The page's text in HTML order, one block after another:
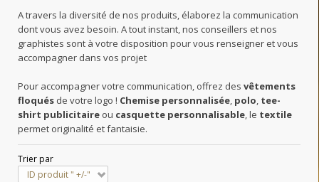
A travers la diversité de nos produits, élaborez la communication
dont vous avez besoin. A tout instant, nos conseillers et nos
graphistes sont à votre disposition pour vous renseigner et vous
accompagner dans vos projet
Pour accompagner votre communication, offrez des vêtements
floqués de votre logo ! Chemise personnalisée, polo, tee-
shirt publicitaire ou casquette personnalisable, le textile
permet originalité et fantaisie.
Trier par
ID produit " +/-"